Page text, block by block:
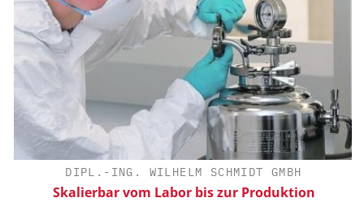
DIPL.-ING. WILHELM SCHMIDT GMBH
Skalierbar vom Labor bis zur Produktion